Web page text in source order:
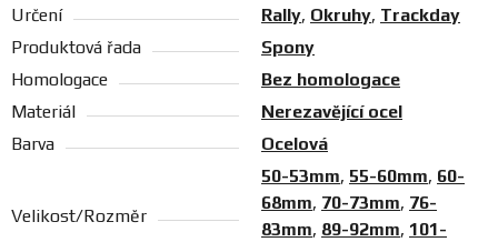
Určení
Rally, Okruhy, Trackday
Produktová řada
Spony
Homologace
Bez homologace
Materiál
Nerezavějící ocel
Barva
Ocelová
Velikost/Rozměr
50-53mm, 55-60mm, 60-
68mm, 70-73mm, 76-
83mm, 89-92mm, 101-